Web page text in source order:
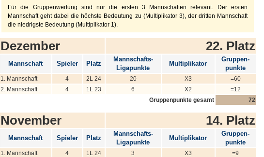
Für die Gruppenwertung sind nur die ersten 3 Mannschaften relevant. Der ersten
Mannschaft geht dabei die höchste Bedeutung zu (Multiplikator 3), der dritten Mannschaft
die niedrigste Bedeutung (Multiplikator 1).
Dezember 22. Platz
Mannschaft Spieler Platz
Mannschafts-
Ligapunkte
Multiplikator
Gruppen-
punkte
1. Mannschaft 4 2L 24 20 X3
=60
2. Mannschaft
4 1L 23 6 X2
=12
Gruppenpunkte gesamt
72
November 14. Platz
Mannschaft Spieler Platz
Mannschafts-
Ligapunkte
Multiplikator
Gruppen-
punkte
1. Mannschaft 4 1L 24 3 X3
=9